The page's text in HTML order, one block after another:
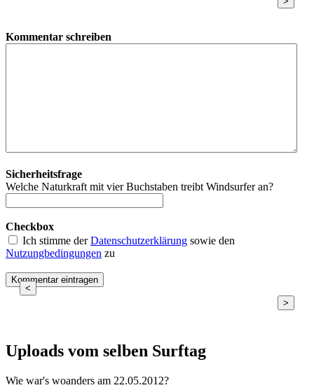
Kommentar schreiben
Sicherheitsfrage
Welche Naturkraft mit vier Buchstaben treibt Windsurfer an?
Checkbox
Ich stimme derDatenschutzerklärung sowie den
Nutzungbedingungen zu
<
>
Uploads vom selben Surftag
Wie war's woanders am 22.05.2012?